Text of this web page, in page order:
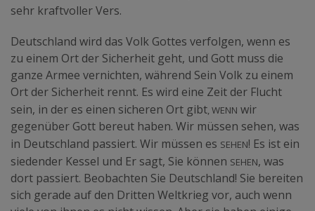
sehr kraftvoller Vers.
Deutschland wird das Volk Gottes verfolgen, wenn es
zu einem Ort der Sicherheit geht, und Gott muss die
ganze Armee vernichten, während Sein Volk zu einem
Ort der Sicherheit rennt. Es wird eine Zeit der Flucht
sein, in der es einen sicheren Ort gibt , wenn wir
gegenüber Gott bereut haben. Wir müssen sehen, was
in Deutschland passiert. Wir müssen es sehen! Es ist ein
siedender Kessel und Er sagt, Sie können sehen, was
dort passiert. Beobachten Sie Deutschland! Sie bereiten
sich gerade auf den Dritten Weltkrieg vor, auch wenn